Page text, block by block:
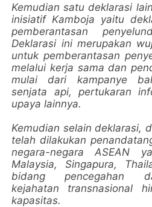
Kemudian satu deklarasi
inisiatif Kamboja yaitu
pemberantasan
Deklarasi ini merupakan
untuk pemberantasan
melalui kerja sama dan
mulai dari kampanye
senjata api, pertukaran
upaya lainnya.
Kemudian selain deklarasi,
telah dilakukan
negara-negara ASEAN
Malaysia, Singapura,
bidang pencegahan
kejahatan transnasional
kapasitas.